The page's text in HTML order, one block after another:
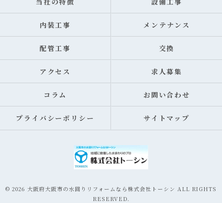
内装工事 メンテナンス
配管工事 交換
アクセス 求人募集
コラム お問い合わせ
プライバシーポリシー サイトマップ
© 2026 大阪府大阪市の水回りリフォームなら株式会社トーシン ALL RIGHTS
RESERVED.